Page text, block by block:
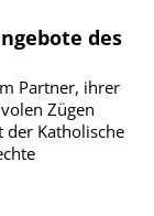
des
Partner, ihrer
Zügen
der Katholische